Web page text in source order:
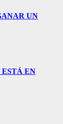
UN
ESTÁ EN